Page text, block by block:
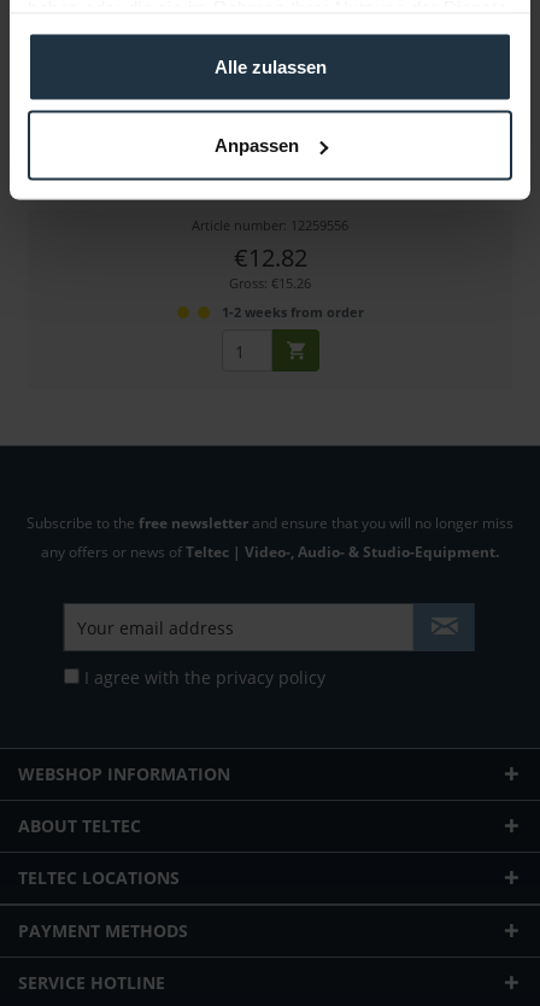
gesammelt haben.
Alle zulassen
Anpassen
Shape SCREW14
1/4-20 Schraube
Article number: 12259556
€12.82
Gross: €15.26
1-2 weeks from order
Subscribe to the free newsletter and ensure that you will no longer miss
any offers or news ofTeltec | Video-, Audio- & Studio-Equipment.
I agree with the privacy policy
WEBSHOP INFORMATION
ABOUT TELTEC
TELTEC LOCATIONS
PAYMENT METHODS
SERVICE HOTLINE